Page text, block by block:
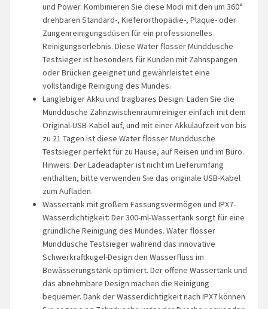
und Power. Kombinieren Sie diese Modi mit den um 360°
drehbaren Standard-, Kieferorthopädie-, Plaque- oder
Zungenreinigungsdüsen für ein professionelles
Reinigungserlebnis. Diese Water flosser Munddusche
Testsieger ist besonders für Kunden mit Zahnspangen
oder Brücken geeignet und gewährleistet eine
vollständige Reinigung des Mundes.
Langlebiger Akku und tragbares Design: Laden Sie die
Munddusche Zahnzwischenraumreiniger einfach mit dem
Original-USB-Kabel auf, und mit einer Akkulaufzeit von bis
zu 21 Tagen ist diese Water flosser Munddusche
Testsieger perfekt für zu Hause, auf Reisen und im Büro.
Hinweis: Der Ladeadapter ist nicht im Lieferumfang
enthalten, bitte verwenden Sie das originale USB-Kabel
zum Aufladen.
Wassertank mit großem Fassungsvermögen und IPX7-
Wasserdichtigkeit: Der 300-ml-Wassertank sorgt für eine
gründliche Reinigung des Mundes. Water flosser
Munddusche Testsieger während das innovative
Schwerkraftkugel-Design den Wasserfluss im
Bewässerungstank optimiert. Der offene Wassertank und
das abnehmbare Design machen die Reinigung
bequemer. Dank der Wasserdichtigkeit nach IPX7 können